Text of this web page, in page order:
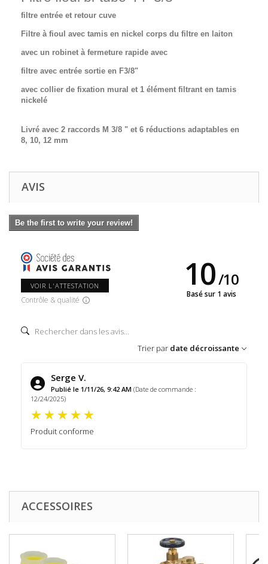
filtre entrée et retour cuve
Filtre à fioul avec tamis en nickel corps du filtre en laiton
avec un robinet à fermeture rapide avec
filtre avec entrée sortie en F3/8"
avec collier de fixation mural et 1 élément filtrant en tamis
nickelé
Livré avec 2 raccords M 3/8 " et 6 réductions adaptables en
8, 10, 12 mm
AVIS
Be the first to write your review!
VOIR L'ATTESTATION
Contrôle & qualité
10/10
Basé sur 1 avis
Trier par date décroissante
Serge V.
Publié le 1/11/26, 9:42 AM (Date de commande :
12/24/2025)
Produit conforme
ACCESSOIRES